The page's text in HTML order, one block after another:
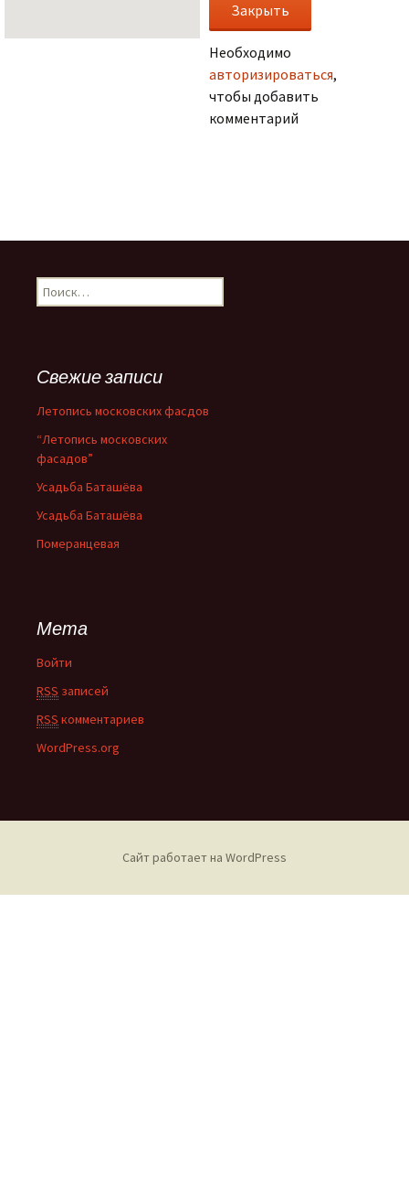
Необходимо
авторизироваться,
чтобы добавить
комментарий
Н
а
:Свежие записи
Летопись московских фасдов
“Летопись московских
фасадов”
Усадьба Баташёва
Усадьба Баташёва
Померанцевая
Мета
Войти
RSS записей
RSS комментариев
WordPress.org
Сайт работает на WordPress